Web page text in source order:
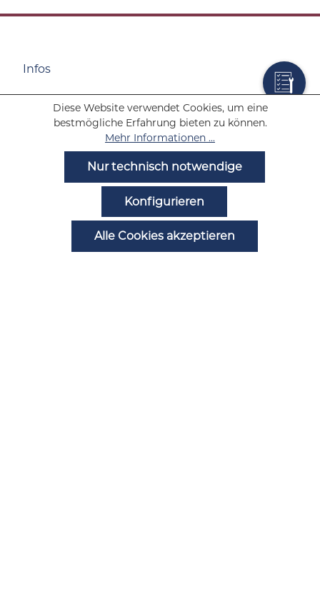
Infos
Wolf Tabakwaren
Diese Website verwendet Cookies, um eine
bestmögliche Erfahrung bieten zu können.
Mehr Informationen ...
Nur technisch notwendige
Konfigurieren
Alle Cookies akzeptieren